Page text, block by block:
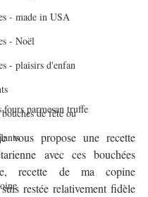
- made in USA
- Noël
- plaisirs d'enfan
de fête ou
fours parmesan truffe
vous propose une recette
avec ces bouchées
recette de ma copine
restée relativement fidèle